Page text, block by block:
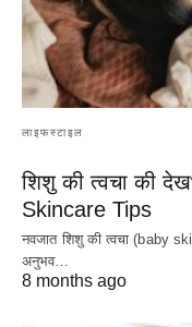
लाइफस्टाइल
शिशु की त्वचा की
Skincare Tips
नवजात शिशु की त्वचा (baby
अनुभव…
8 months ago